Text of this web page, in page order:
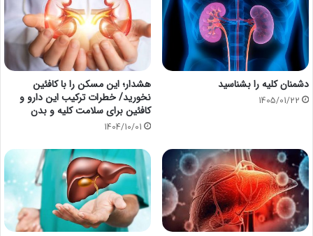
دشمنان کلیه را بشناسید
1405/01/22
هشدار؛ این مسکن را با کافئین
نخورید/ خطرات ترکیب این دارو و
کافئین برای سلامت کلیه و بدن
1404/10/01